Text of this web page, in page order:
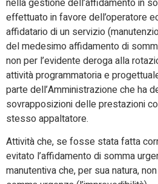
effettuato in favore dell’operatore
affidatario di un servizio
del medesimo affidamento di
non per l’evidente deroga alla
attività programmatoria e
parte dell’Amministrazione che ha
sovrapposizioni delle prestazioni
stesso appaltatore.
Attività che, se fosse stata fatta
evitato l’affidamento di somma
manutentiva che, per sua natura,